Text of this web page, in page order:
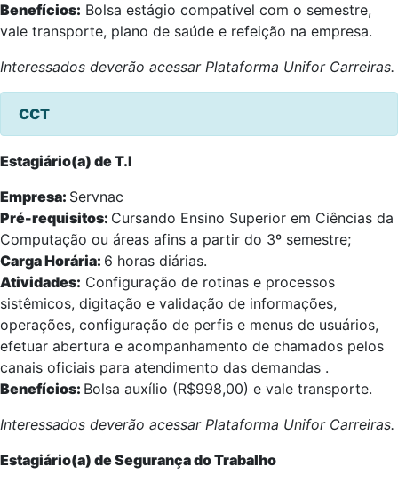
Benefícios: Bolsa estágio compatível com o semestre,
vale transporte, plano de saúde e refeição na empresa.
Interessados deverão acessar Plataforma Unifor Carreiras.
CCT
Estagiário(a) de T.I
Empresa: Servnac
Pré-requisitos: Cursando Ensino Superior em Ciências da
Computação ou áreas afins a partir do 3º semestre;
Carga Horária: 6 horas diárias.
Atividades: Configuração de rotinas e processos
sistêmicos, digitação e validação de informações,
operações, configuração de perfis e menus de usuários,
efetuar abertura e acompanhamento de chamados pelos
canais oficiais para atendimento das demandas .
Benefícios: Bolsa auxílio (R$998,00) e vale transporte.
Interessados deverão acessar Plataforma Unifor Carreiras.
Estagiário(a) de Segurança do Trabalho